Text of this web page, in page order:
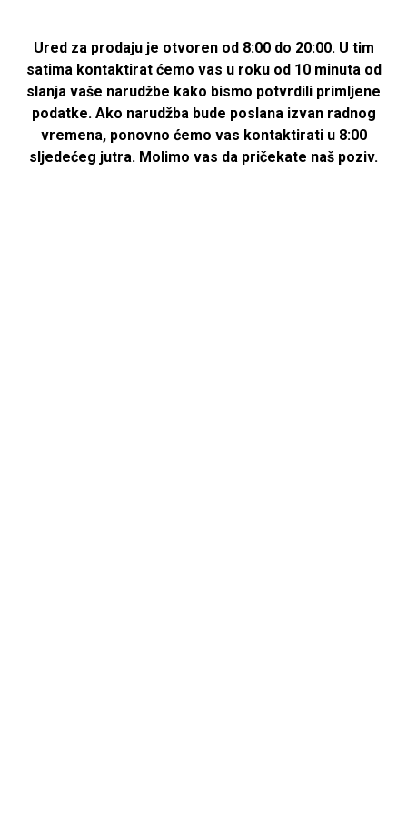
Ured za prodaju je otvoren od 8:00 do 20:00. U tim
satima kontaktirat ćemo vas u roku od 10 minuta od
slanja vaše narudžbe kako bismo potvrdili primljene
podatke. Ako narudžba bude poslana izvan radnog
vremena, ponovno ćemo vas kontaktirati u 8:00
sljedećeg jutra. Molimo vas da pričekate naš poziv.